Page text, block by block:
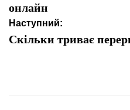
онлайн
Наступний:
Скільки триває